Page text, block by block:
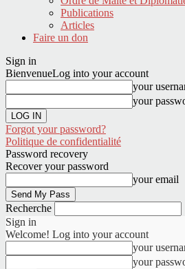
Publications
Articles
Faire un don
Sign in
BienvenueLog into your account
your
your
Forgot your password?
Politique de confidentialité
Password recovery
Recover your password
your email
Recherche
Sign in
Welcome! Log into your account
your
your